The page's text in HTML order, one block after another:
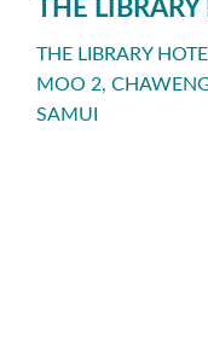
THE LIBRARY
THE LIBRARY
MOO 2,
SAMUI